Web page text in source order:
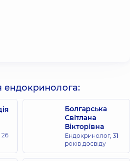
ендокринолога:
26
Болгарська
Світлана
Вікторівна
Ендокринолог, 31
років досвіду